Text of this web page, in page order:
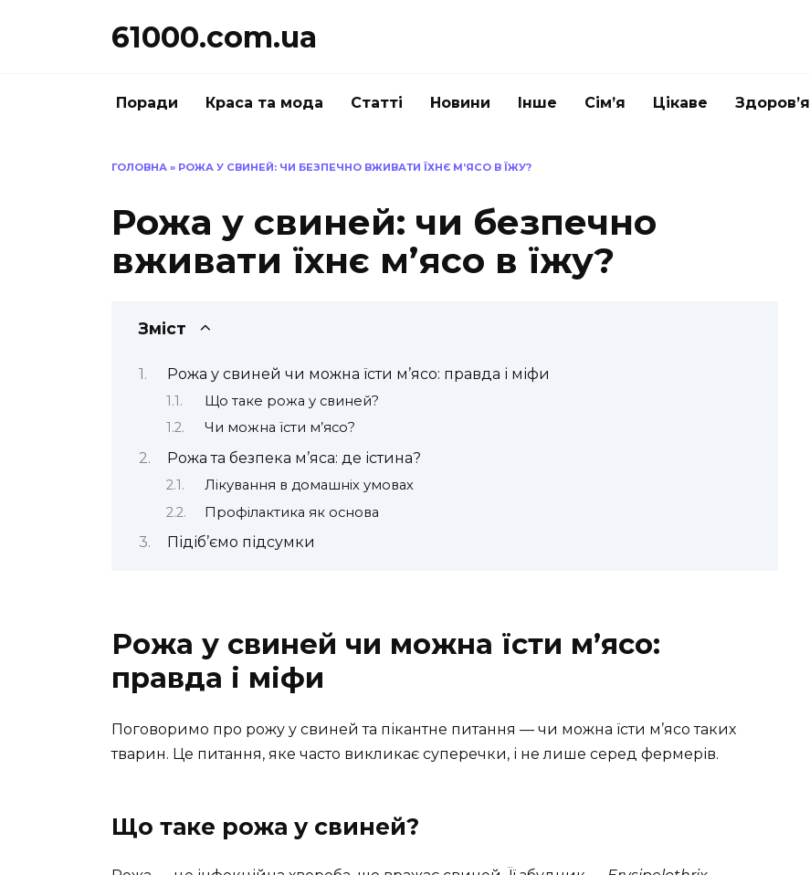
61000.com.ua
Поради Краса та мода Статті Новини Інше Сім’я Цікаве Здоров’я
ГОЛОВНА » РОЖА У СВИНЕЙ: ЧИ БЕЗПЕЧНО ВЖИВАТИ ЇХНЄ М’ЯСО В ЇЖУ?
Рожа у свиней: чи безпечно
вживати їхнє м’ясо в їжу?
Зміст
Рожа у свиней чи можна їсти м’ясо: правда і міфи
Що таке рожа у свиней?
Чи можна їсти м’ясо?
Рожа та безпека м’яса: де істина?
Лікування в домашніх умовах
Профілактика як основа
Підіб’ємо підсумки
Рожа у свиней чи можна їсти м’ясо:
правда і міфи
Поговоримо про рожу у свиней та пікантне питання — чи можна їсти м’ясо таких
тварин. Це питання, яке часто викликає суперечки, і не лише серед фермерів.
Що таке рожа у свиней?